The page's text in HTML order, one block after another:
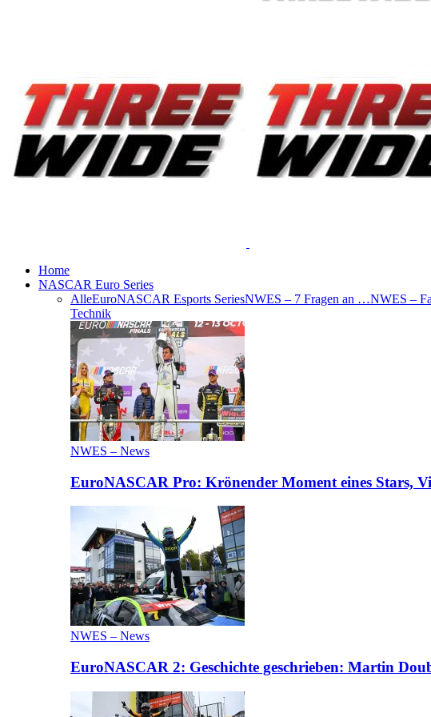
Home
NASCAR Euro Series
AlleEuroNASCAR Esports SeriesNWES – 7 Fragen an …NWES –
Technik
NWES – News
EuroNASCAR Pro: Krönender Moment eines Stars,
NWES – News
EuroNASCAR 2: Geschichte geschrieben: Martin